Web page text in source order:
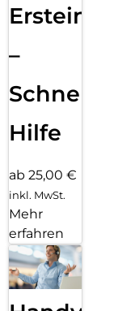
–
Schnelle
Hilfe
ab 25,00 €
inkl. MwSt.
Mehr
erfahren